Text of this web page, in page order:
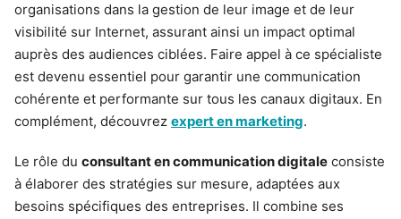
organisations dans la gestion de leur image et de leur
visibilité sur Internet, assurant ainsi un impact optimal
auprès des audiences ciblées. Faire appel à ce spécialiste
est devenu essentiel pour garantir une communication
cohérente et performante sur tous les canaux digitaux. En
complément, découvrez expert en marketing.
Le rôle du consultant en communication digitale consiste
à élaborer des stratégies sur mesure, adaptées aux
besoins spécifiques des entreprises. Il combine ses